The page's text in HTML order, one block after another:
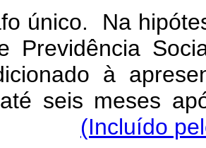
único. Na
Previdência
à
seis meses
(Incluído